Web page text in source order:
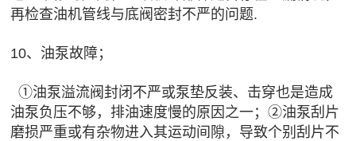
再检查油机管线与底阀密封不严的问题.
10、油泵故障；
①油泵溢流阀封闭不严或泵垫反装、击穿也是造成
油泵负压不够，排油速度慢的原因之一；②油泵刮片
磨损严重或有杂物进入其运动间隙，导致个别刮片不